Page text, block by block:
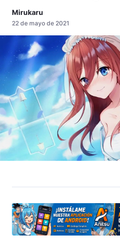
Mirukaru
22 de mayo de 2021